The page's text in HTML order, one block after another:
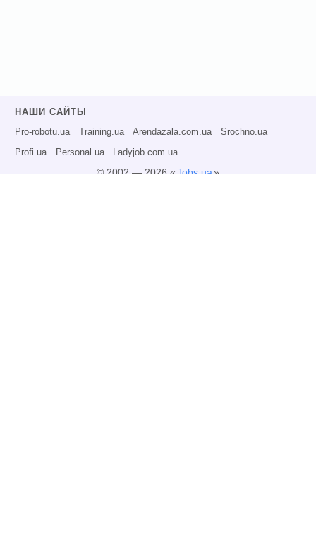
НАШИ САЙТЫ
Pro-robotu.ua Training.ua Arendazala.com.ua Srochno.ua
Profi.ua Personal.ua Ladyjob.com.ua
© 2002 — 2026 « Jobs.ua»